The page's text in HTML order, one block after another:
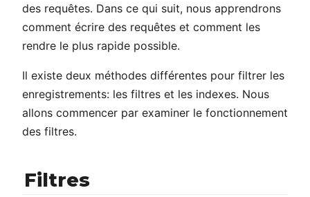
des requêtes. Dans ce qui suit, nous apprendrons
comment écrire des requêtes et comment les
rendre le plus rapide possible.
Il existe deux méthodes différentes pour filtrer les
enregistrements: les filtres et les indexes. Nous
allons commencer par examiner le fonctionnement
des filtres.
Filtres